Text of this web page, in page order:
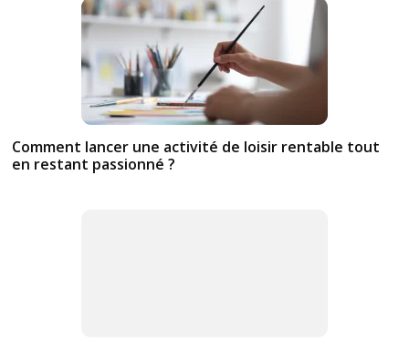
Comment lancer une activité de loisir rentable tout
en restant passionné ?